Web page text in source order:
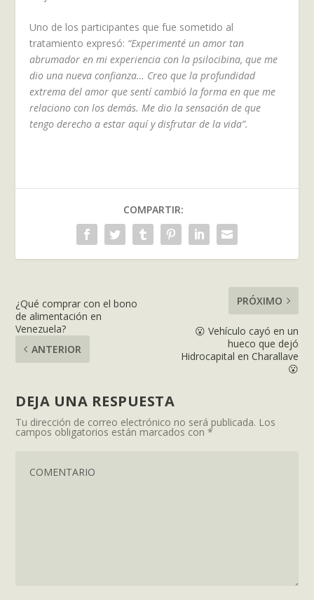
Uno de los participantes que fue sometido al
tratamiento expresó: “Experimenté un amor tan
abrumador en mi experiencia con la psilocibina, que me
dio una nueva confianza… Creo que la profundidad
extrema del amor que sentí cambió la forma en que me
relaciono con los demás. Me dio la sensación de que
tengo derecho a estar aquí y disfrutar de la vida”.
COMPARTIR:
¿Qué comprar con el bono
de alimentación en
Venezuela?
ANTERIOR
PRÓXIMO
😮 Vehículo cayó en un
hueco que dejó
Hidrocapital en Charallave
😮
DEJA UNA RESPUESTA
Tu dirección de correo electrónico no será publicada. Los
campos obligatorios están marcados con*